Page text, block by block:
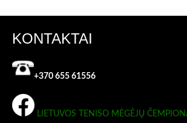
KONTAKTAI
+370 655 61556
LIETUVOS TENISO MĖGĖJŲ